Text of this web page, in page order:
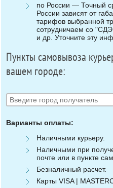
по России — Точный
России зависят от
тарифов выбранной
сотрудничаем со
и др. Уточните эту
Пункты самовывоза
вашем городе:
Варианты оплаты:
Наличными курьеру.
Наличными при
почте или в пункте
Безналичный расчет.
Карты VISA |